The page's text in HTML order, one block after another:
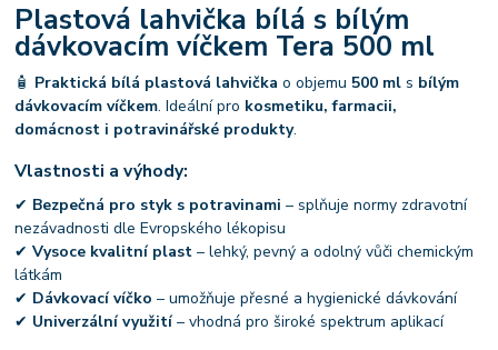
Plastová lahvička bílá s bílým
dávkovacím víčkem Tera 500 ml
🧴 Praktická bílá plastová lahvička o objemu 500 ml s bílým
dávkovacím víčkem. Ideální pro kosmetiku, farmacii,
domácnost i potravinářské produkty.
Vlastnosti a výhody:
✔ Bezpečná pro styk s potravinami – splňuje normy zdravotní
nezávadnosti dle Evropského lékopisu
✔Vysoce kvalitní plast – lehký, pevný a odolný vůči chemickým
látkám
✔ Dávkovací víčko – umožňuje přesné a hygienické dávkování
✔ Univerzální využití– vhodná pro široké spektrum aplikací